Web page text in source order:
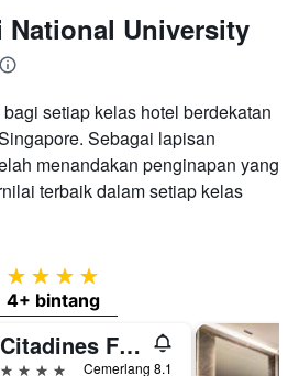
National University
setiap kelas hotel berdekatan
Sebagai lapisan
menandakan penginapan yang
terbaik dalam setiap kelas
4 bintang
4+ bintang
Citadines Fusionopolis Singapore
4 bintang Cemerlang 8.1